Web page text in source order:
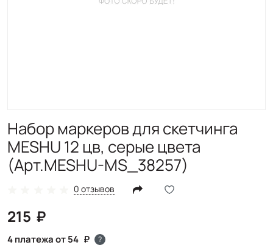
Набор маркеров для скетчинга
MESHU 12 цв, серые цвета
(Арт.MESHU-MS_38257)
0 отзывов
215
4 платежа от 54 ?